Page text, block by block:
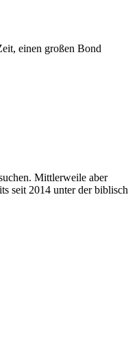
einen großen Bond
Mittlerweile aber
seit 2014 unter der biblisch